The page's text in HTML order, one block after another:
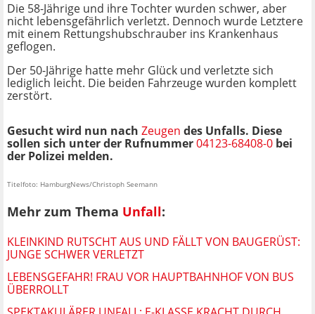
Die 58-Jährige und ihre Tochter wurden schwer, aber
nicht lebensgefährlich verletzt. Dennoch wurde Letztere
mit einem Rettungshubschrauber ins Krankenhaus
geflogen.
Der 50-Jährige hatte mehr Glück und verletzte sich
lediglich leicht. Die beiden Fahrzeuge wurden komplett
zerstört.
Gesucht wird nun nach Zeugen des Unfalls. Diese
sollen sich unter der Rufnummer04123-68408-0 bei
der Polizei melden.
Titelfoto: HamburgNews/Christoph Seemann
Mehr zum Thema Unfall:
KLEINKIND RUTSCHT AUS UND FÄLLT VON BAUGERÜST:
JUNGE SCHWER VERLETZT
LEBENSGEFAHR! FRAU VOR HAUPTBAHNHOF VON BUS
ÜBERROLLT